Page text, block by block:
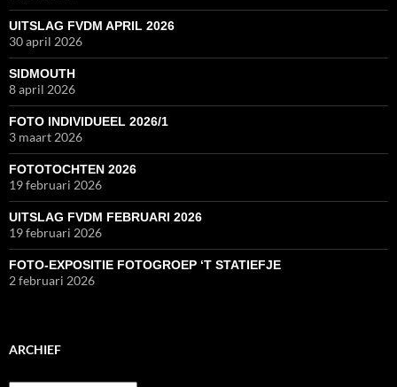
UITSLAG FVDM APRIL 2026
30 april 2026
SIDMOUTH
8 april 2026
FOTO INDIVIDUEEL 2026/1
3 maart 2026
FOTOTOCHTEN 2026
19 februari 2026
UITSLAG FVDM FEBRUARI 2026
19 februari 2026
FOTO-EXPOSITIE FOTOGROEP ‘T STATIEFJE
2 februari 2026
ARCHIEF